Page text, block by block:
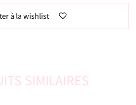
à la wishlist
SIMILAIRES